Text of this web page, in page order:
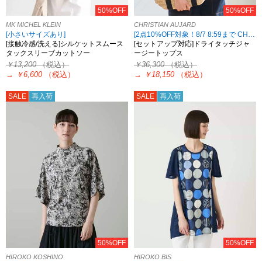
50%OFF
MK MICHEL KLEIN
[小さいサイズあり]
[接触冷感/洗える]シルケットスムース
タックスリーブカットソー
￥13,200（税込）
→
￥6,600 （税込）
50%OFF
CHRISTIAN AUJARD
[2点10%OFF対象！8/7 8:59まで CHRISTIAN AUJARD限定]
[セットアップ対応]ドライタッチジャ
ージートップス
￥36,300（税込）
→
￥18,150 （税込）
SALE 再入荷
50%OFF
HIROKO KOSHINO
SALE 再入荷
50%OFF
HIROKO BIS